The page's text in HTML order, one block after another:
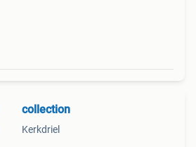
collection
Kerkdriel